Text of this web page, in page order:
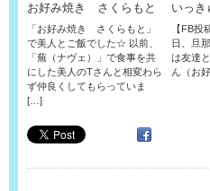
お好み焼き さくらもと
「お好み焼き さくらもと」
で美人とご飯でした☆ 以前、
「蕪（ナヴェ）」で食事を共
にした美人のTさんと相変わら
ず仲良くしてもらっていま
[…]
いっき
【FB投
日、旦
は友達
ん（お